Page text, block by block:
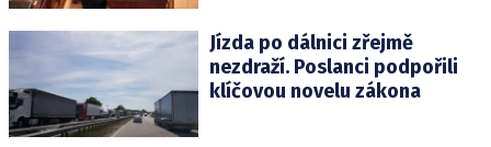
Jízda po dálnici zřejmě
nezdraží. Poslanci podpořili
klíčovou novelu zákona